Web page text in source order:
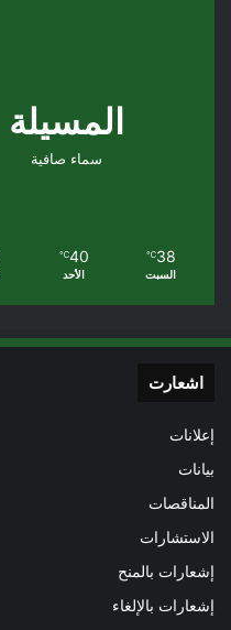
المسيلة
سماء صافية
38
℃
السبت
40
℃
الأحد
اشعارت
إعلانات
بيانات
المناقصات
الاستشارات
إشعارات بالمنح
إشعارات بالإلغاء